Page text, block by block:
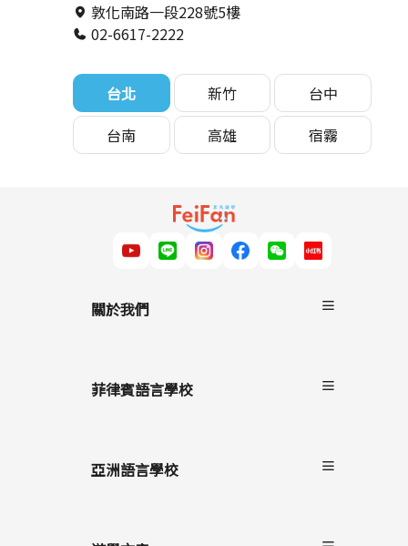
台北 新竹
台中
台南
高雄 宿霧
02-6617-2222
敦化南路一段228號5樓
關於我們
服務流程
雙國遊學
菲律賓語言學校
碧瑤
克拉克
亞洲語言學校